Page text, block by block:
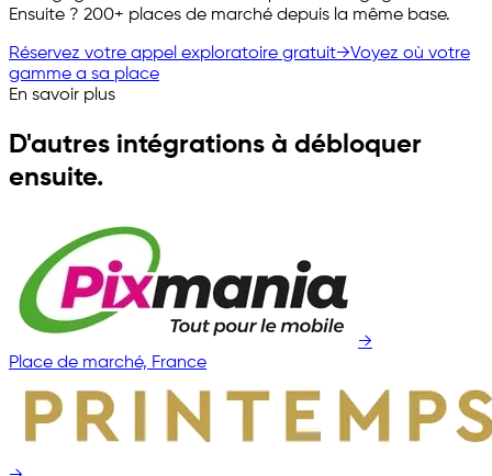
Ensuite ? 200+ places de marché depuis la même base.
Réservez votre appel exploratoire gratuit→Voyez où votre
gamme a sa place
En savoir plus
D'autres intégrations à débloquer
ensuite.
→
Place de marché, France